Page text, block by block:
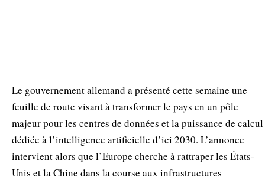
Le gouvernement allemand a présenté cette semaine une
feuille de route visant à transformer le pays en un pôle
majeur pour les centres de données et la puissance de calcul
dédiée à l’intelligence artificielle d’ici 2030. L’annonce
intervient alors que l’Europe cherche à rattraper les États-
Unis et la Chine dans la course aux infrastructures